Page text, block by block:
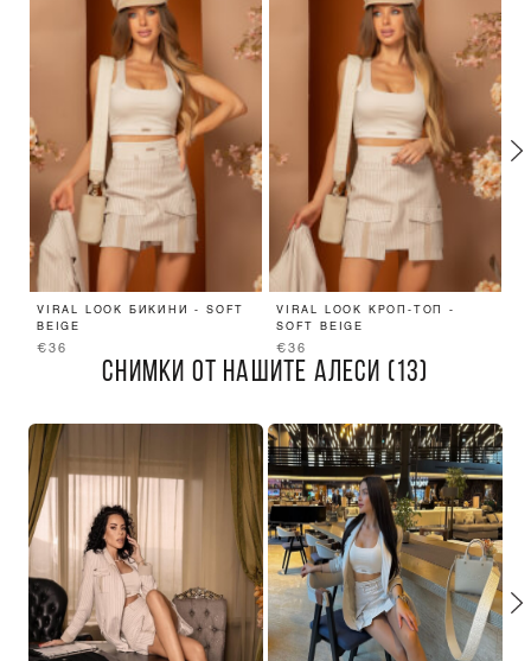
VIRAL LOOK БИКИНИ - SOFT
BEIGE
€36
VIRAL LOOK КРОП-ТОП -
SOFT BEIGE
€36
СНИМКИ ОТ НАШИТЕ АЛЕСИ (13)